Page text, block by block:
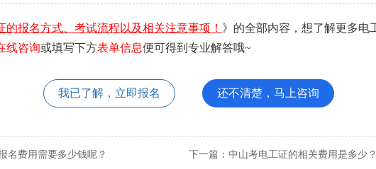
的报名方式、考试流程以及相关注意事项！ 》的全部内容，想了解更多电
线咨询或填写下方表单信息便可得到专业解答哦~
我已了解，立即报名 还不清楚，马上咨询
名费用需要多少钱呢？ 下一篇： 中山考电工证的相关费用是多少？